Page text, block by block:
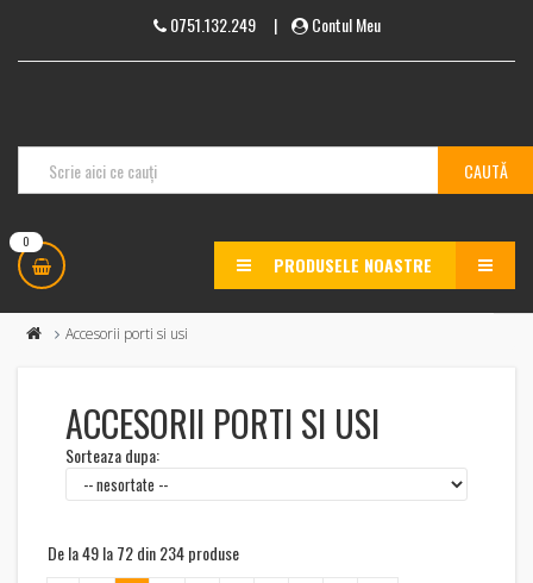
0751.132.249| Contul Meu
0
PRODUSELE NOASTRE MENU
Accesorii porti si usi
ACCESORII PORTI SI USI
Sorteaza dupa:
De la 49 la 72 din 234 produse